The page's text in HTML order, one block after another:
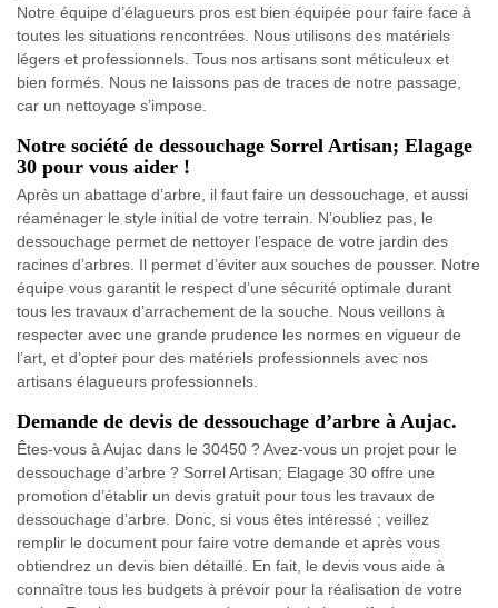
Notre équipe d’élagueurs pros est bien équipée pour faire face à
toutes les situations rencontrées. Nous utilisons des matériels
légers et professionnels. Tous nos artisans sont méticuleux et
bien formés. Nous ne laissons pas de traces de notre passage,
car un nettoyage s’impose.
Notre société de dessouchage Sorrel Artisan; Elagage
30 pour vous aider !
Après un abattage d’arbre, il faut faire un dessouchage, et aussi
réaménager le style initial de votre terrain. N’oubliez pas, le
dessouchage permet de nettoyer l’espace de votre jardin des
racines d’arbres. Il permet d’éviter aux souches de pousser. Notre
équipe vous garantit le respect d’une sécurité optimale durant
tous les travaux d’arrachement de la souche. Nous veillons à
respecter avec une grande prudence les normes en vigueur de
l’art, et d’opter pour des matériels professionnels avec nos
artisans élagueurs professionnels.
Demande de devis de dessouchage d’arbre à Aujac.
Êtes-vous à Aujac dans le 30450 ? Avez-vous un projet pour le
dessouchage d’arbre ? Sorrel Artisan; Elagage 30 offre une
promotion d’établir un devis gratuit pour tous les travaux de
dessouchage d’arbre. Donc, si vous êtes intéressé ; veillez
remplir le document pour faire votre demande et après vous
obtiendrez un devis bien détaillé. En fait, le devis vous aide à
connaître tous les budgets à prévoir pour la réalisation de votre